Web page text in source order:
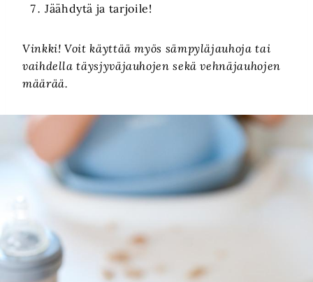
Jäähdytä ja tarjoile!
Vinkki! Voit käyttää myös sämpyläjauhoja tai
vaihdella täysjyväjauhojen sekä vehnäjauhojen
määrää.